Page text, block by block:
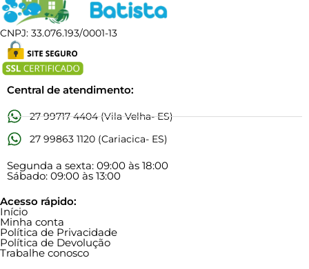
CNPJ: 33.076.193/0001-13
Central de atendimento:
27 99717 4404 (Vila Velha- ES)
27 99863 1120 (Cariacica- ES)
Segunda a sexta: 09:00 às 18:00
Sábado: 09:00 às 13:00
Acesso rápido:
Início
Minha conta
Política de Privacidade
Política de Devolução
Trabalhe conosco